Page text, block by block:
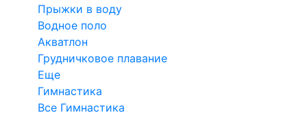
Прыжки в воду
Водное поло
Акватлон
Грудничковое плавание
Еще
Гимнастика
Все Гимнастика